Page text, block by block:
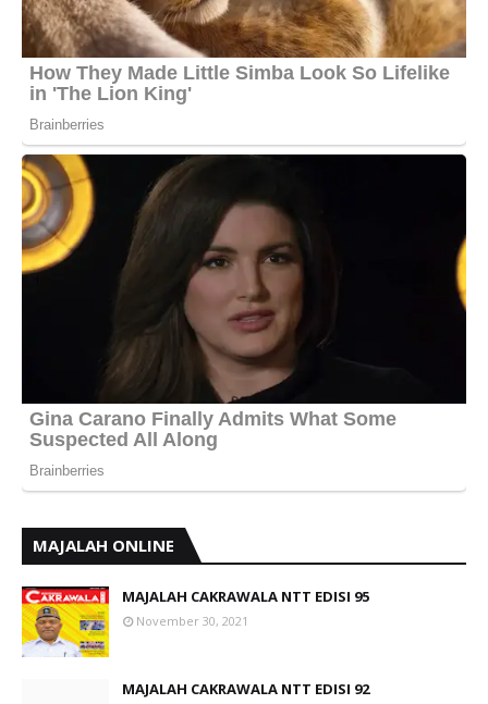
MAJALAH ONLINE
MAJALAH CAKRAWALA NTT EDISI 95
November 30, 2021
MAJALAH CAKRAWALA NTT EDISI 92